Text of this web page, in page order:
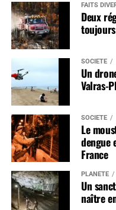
FAITS
Deux
SOCIÉTÉ
Un
Valras-
SOCIÉTÉ
Le
dengue
France
PLANÈTE
Un
naître